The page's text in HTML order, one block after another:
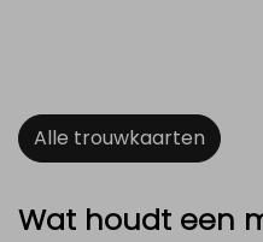
Alle trouwkaarten
Wat houdt een